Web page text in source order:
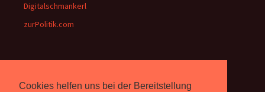
Cookies helfen uns bei der Bereitstellung
Digitalschmankerl
zurPolitik.com
Über Uns